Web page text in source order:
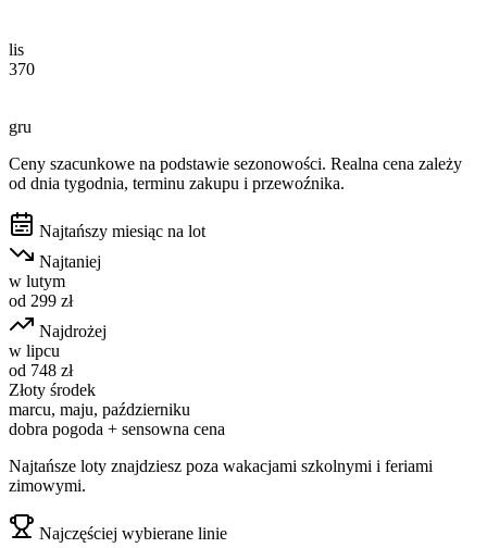
lis
370
gru
Ceny szacunkowe na podstawie sezonowości. Realna cena zależy
od dnia tygodnia, terminu zakupu i przewoźnika.
Najtańszy miesiąc na lot
Najtaniej
w lutym
od 299 zł
Najdrożej
w lipcu
od 748 zł
Złoty środek
marcu, maju, październiku
dobra pogoda + sensowna cena
Najtańsze loty znajdziesz poza wakacjami szkolnymi i feriami
zimowymi.
Najczęściej wybierane linie